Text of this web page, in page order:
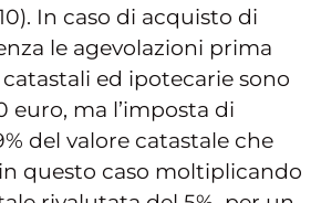
In caso di acquisto di
le agevolazioni prima
ed ipotecarie sono
euro, ma l’imposta di
del valore catastale che
questo caso moltiplicando